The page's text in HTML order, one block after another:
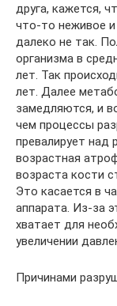
друга, кажется,
что-то неживое
далеко не так.
организма в
лет. Так
лет. Далее
замедляются, и
чем процессы
превалирует над
возрастная
возраста кости
Это касается в
аппарата. Из-за
хватает для
увеличении
Причинами